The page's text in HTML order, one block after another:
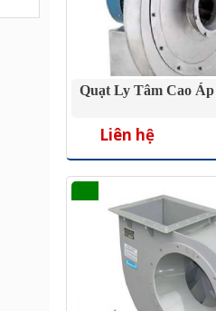
Quạt Ly Tâm Cao
Liên hệ